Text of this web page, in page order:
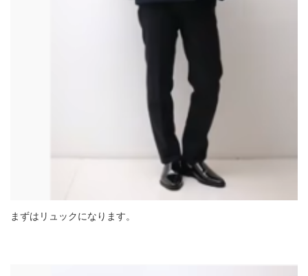
まずはリュックになります。